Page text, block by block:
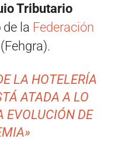
Tributario
de la Federación
(Fehgra).
LA HOTELERÍA
ATADA A LO
EVOLUCIÓN DE